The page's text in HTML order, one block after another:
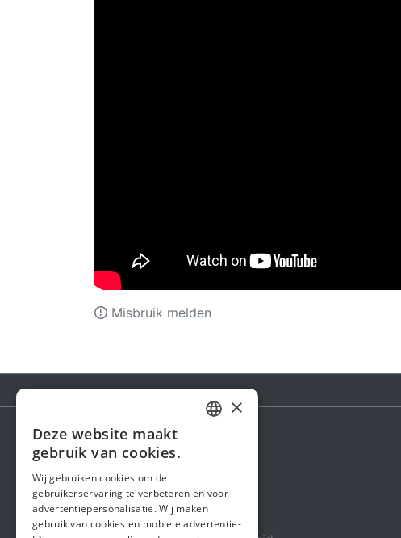
Misbruik melden
Steunactie
Over ons
In de media
ENGLISH
×
Deze website maakt
gebruik van cookies.
Wij gebruiken cookies om de
gebruikerservaring te verbeteren en voor
advertentiepersonalisatie. Wij maken
gebruik van cookies en mobiele advertentie-